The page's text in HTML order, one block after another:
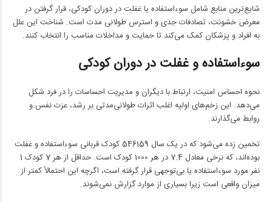
شایع‌ترین منابع شامل سوءاستفاده یا غفلت در دوران کودکی، قرار گرفتن در
معرض خشونت، تصادفات جدی و استرس طولانی مدت است. شناخت این علل
به افراد و پزشکان کمک می‌کند تا حمایت و مداخلات مناسب را انتخاب کنند.
سوءاستفاده و غفلت در دوران کودکی
نحوه احساس امنیت، ارتباط با دیگران و مدیریت احساسات را در فرد شکل
می‌دهد. این زخم‌های اولیه اغلب اثرات طولانی‌مدتی بر رشد، عزت نفس و
روابط می‌گذارند.
تخمین زده می‌شود که در یک سال 546159 کودک قربانی سوءاستفاده و غفلت
بوده‌اند، که نرخی معادل 7.4 در هر 1000 کودک است. حداقل از هر 7 کودک 1
نفر مورد سوءاستفاده یا بی‌توجهی قرار گرفته است، اگرچه این احتمالاً کمتر از
میزان واقعی است زیرا بسیاری از موارد گزارش نمی‌شوند.